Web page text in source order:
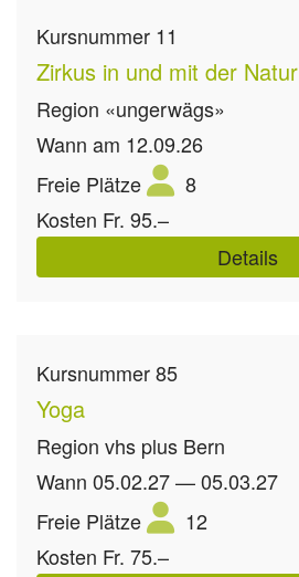
Kursnummer 11
Zirkus in und mit der Natur
Region «ungerwägs»
Wann am 12.09.26
Freie Plätze
8
Kosten Fr. 95.–
Details
Kursnummer85
Yoga
Region vhs plus Bern
Wann 05.02.27 — 05.03.27
Freie Plätze
12
Kosten Fr. 75.–